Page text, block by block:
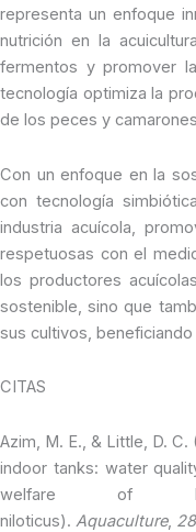
representa un enfoque
nutrición en la
fermentos y promover
tecnología optimiza la
de los peces y
Con un enfoque en la
con tecnología
industria acuícola,
respetuosas con el
los productores
sostenible, sino que
sus cultivos,
CITAS
Azim, M. E., & Little, D.
indoor tanks: water
welfare of
niloticus). Aquaculture,